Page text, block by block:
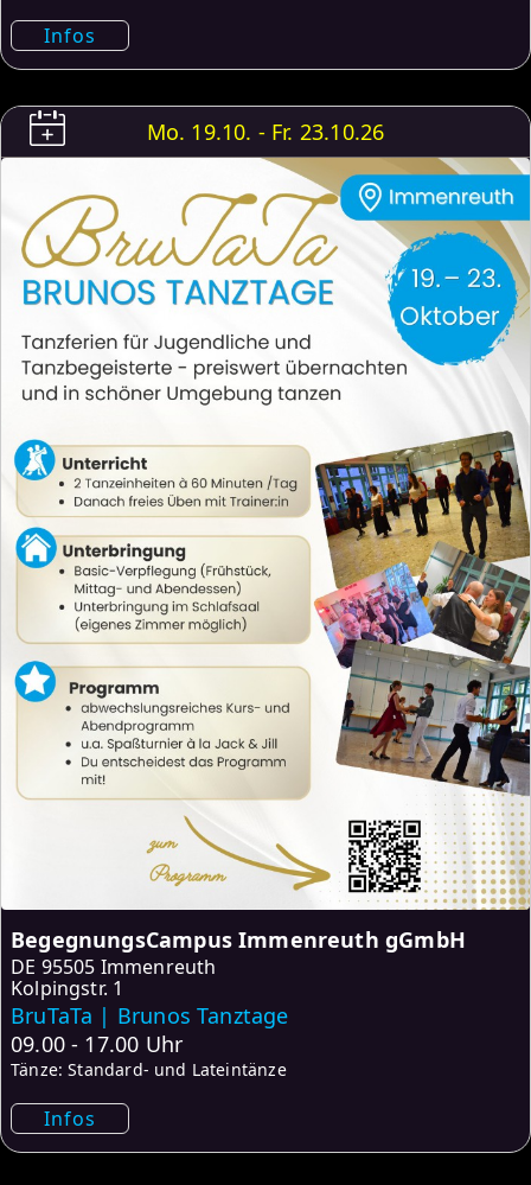
Infos
Mo. 19.10. - Fr. 23.10.26
BegegnungsCampus Immenreuth gGmbH
DE 95505 Immenreuth
Kolpingstr. 1
BruTaTa | Brunos Tanztage
09.00 - 17.00 Uhr
Tänze: Standard- und Lateintänze
Infos